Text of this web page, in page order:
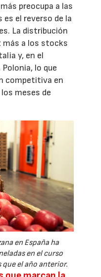
preocupa a las
el reverso de la
La distribución
más a los stocks
y, en el
lo que
competitiva en
meses de
en España ha
en el curso
el año anterior.